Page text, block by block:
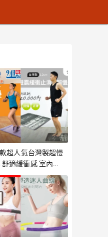
超人氣台灣製超慢
適緩衝感 室內慢